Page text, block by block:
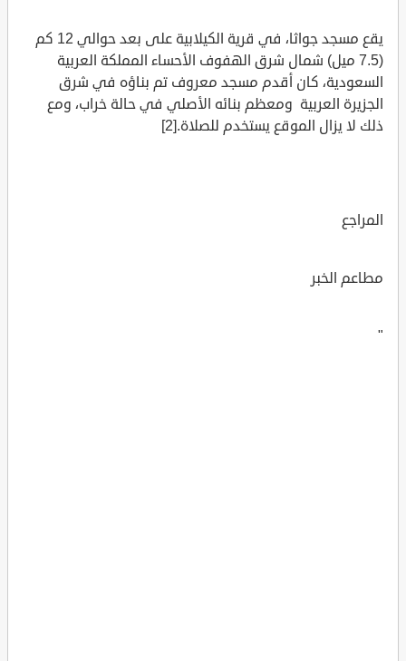
يقع مسجد جواثا، في قرية الكيلابية على بعد حوالي 12 كم
(7.5 ميل) شمال شرق الهفوف الأحساء المملكة العربية
السعودية، كان أقدم مسجد معروف تم بناؤه في شرق
الجزيرة العربية ومعظم بنائه الأصلي في حالة خراب، ومع
ذلك لا يزال الموقع يستخدم للصلاة.[2]
المراجع
مطاعم الخبر
"